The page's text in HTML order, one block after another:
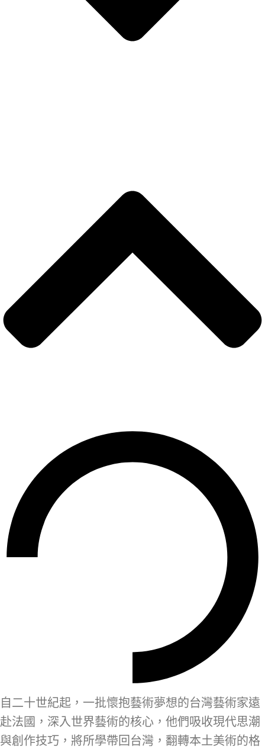
自二十世紀起，一批懷抱藝術夢想的台灣藝術家遠
赴法國，深入世界藝術的核心，他們吸收現代思潮
與創作技巧，將所學帶回台灣，翻轉本土美術的格